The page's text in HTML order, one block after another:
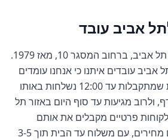
תל אביב עובד
אנחנו ממוקמים במרכז תל אביב, ברחוב המסגר 10, מאז 1979.
אביב עובדים איתנו כי אנחנו עומדים
בזמנים: הזמנות עסקיות שמתקבלות עד 12:00 נשלחות באותו
ולרוב מגיעות עד סוף היום באזור תל
לקוחות פרטיים מקבלים את אותם
חלפים מקוריים ובאותם מחירים, עם משלוח עד הבית תוך 3-5